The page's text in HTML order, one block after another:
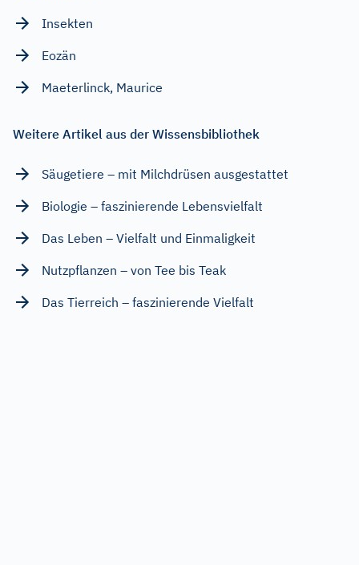
Insekten
Eozän
Maeterlinck, Maurice
Weitere Artikel aus der Wissensbibliothek
Säugetiere – mit Milchdrüsen ausgestattet
Biologie – faszinierende Lebensvielfalt
Das Leben – Vielfalt und Einmaligkeit
Nutzpflanzen – von Tee bis Teak
Das Tierreich – faszinierende Vielfalt